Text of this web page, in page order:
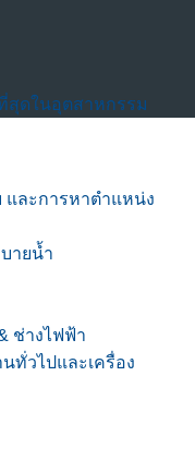
สุดในอุตสาหกรรม
และการหาตำแหน่ง
ายน้ำ
ช่างไฟฟ้า
ทั่วไปและเครื่อง